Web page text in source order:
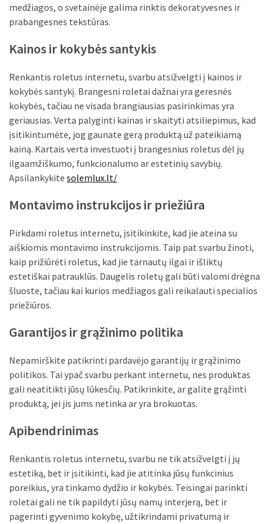
Ekologija
medžiagos, o svetainėje galima rinktis dekoratyvesnes ir
prabangesnes tekstūras.
Kainos ir kokybės santykis
Renkantis roletus internetu, svarbu atsižvelgti į kainos ir
kokybės santykį. Brangesni roletai dažnai yra geresnės
kokybės, tačiau ne visada brangiausias pasirinkimas yra
geriausias. Verta palyginti kainas ir skaityti atsiliepimus, kad
įsitikintumėte, jog gaunate gerą produktą už pateikiamą
kainą. Kartais verta investuoti į brangesnius roletus dėl jų
ilgaamžiškumo, funkcionalumo ar estetinių savybių.
Apsilankykite solemlux.lt/
Montavimo instrukcijos ir priežiūra
Pirkdami roletus internetu, įsitikinkite, kad jie ateina su
aiškiomis montavimo instrukcijomis. Taip pat svarbu žinoti,
kaip prižiūrėti roletus, kad jie tarnautų ilgai ir išliktų
estetiškai patrauklūs. Daugelis roletų gali būti valomi drėgna
šluoste, tačiau kai kurios medžiagos gali reikalauti specialios
priežiūros.
Garantijos ir grąžinimo politika
Nepamirškite patikrinti pardavėjo garantijų ir grąžinimo
politikos. Tai ypač svarbu perkant internetu, nes produktas
gali neatitikti jūsų lūkesčių. Patikrinkite, ar galite grąžinti
produktą, jei jis jums netinka ar yra brokuotas.
Apibendrinimas
Renkantis roletus internetu, svarbu ne tik atsižvelgti į jų
estetiką, bet ir įsitikinti, kad jie atitinka jūsų funkcinius
poreikius, yra tinkamo dydžio ir kokybės. Teisingai parinkti
roletai gali ne tik papildyti jūsų namų interjerą, bet ir
pagerinti gyvenimo kokybę, užtikrindami privatumą ir